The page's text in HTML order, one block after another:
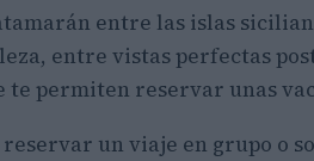
entre las islas
entre vistas perfectas
te permiten reservar unas
reservar un viaje en grupo o